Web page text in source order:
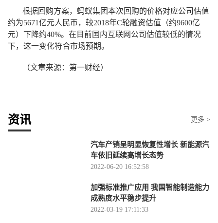
根据回购方案，蚂蚁集团本次回购的价格对应公司估值
约为5671亿元人民币，较2018年C轮融资估值（约9600亿
元）下降约40%。在目前国内互联网公司估值较低的情况
下，这一变化符合市场预期。
（文章来源：第一财经）
资讯 更多 >
汽车产销呈明显恢复性增长 新能源汽
车依旧延续高增长态势
2022-06-20 16:52:58
加强标准推广应用 我国智能制造能力
成熟度水平稳步提升
2022-03-19 17:11:33